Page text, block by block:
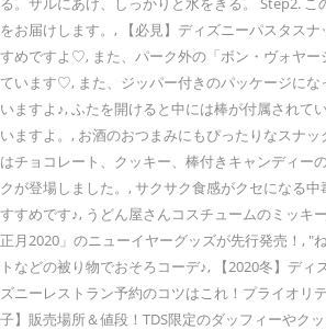
をお届けします。, 【必見】ディズニーパスタス
すめですよ♡, また、パーク外の「ボン・ヴォヤ
ています♡, また、ジッパー付きのパッケージに
いますよ♪, ふたを開けると中には棒が付属され
いますよ。, お酒のおつまみにもぴったりなスナ
はチョコレート、クッキー、棒付きキャンディー
クが登場しました。, サクサク食感がクセになる
すすめです♪, うどん屋さんコスチュームのミッキ
正月2020」のニューイヤーグッズが先行発売！,
トなどの被り物でおそろコーデ♪, 【2020冬】デ
ズニーレストラン予約のコツはこれ！プライオリ
子】販売場所＆値段！TDS限定のダッフィーやク